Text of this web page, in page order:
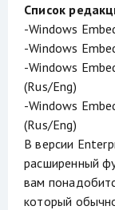
Список
-Windows
-Windows
-Windows
(Rus/Eng)
-Windows
(Rus/Eng)
В версии
расширенный
вам
который